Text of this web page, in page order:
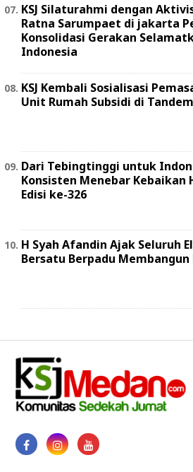
KSJ Silaturahmi dengan
Ratna Sarumpaet di jakarta
Konsolidasi Gerakan
Indonesia
KSJ Kembali Sosialisasi
Unit Rumah Subsidi di
Dari Tebingtinggi untuk
Konsisten Menebar Kebaikan
Edisi ke-326
H Syah Afandin Ajak Seluruh
Bersatu Berpadu